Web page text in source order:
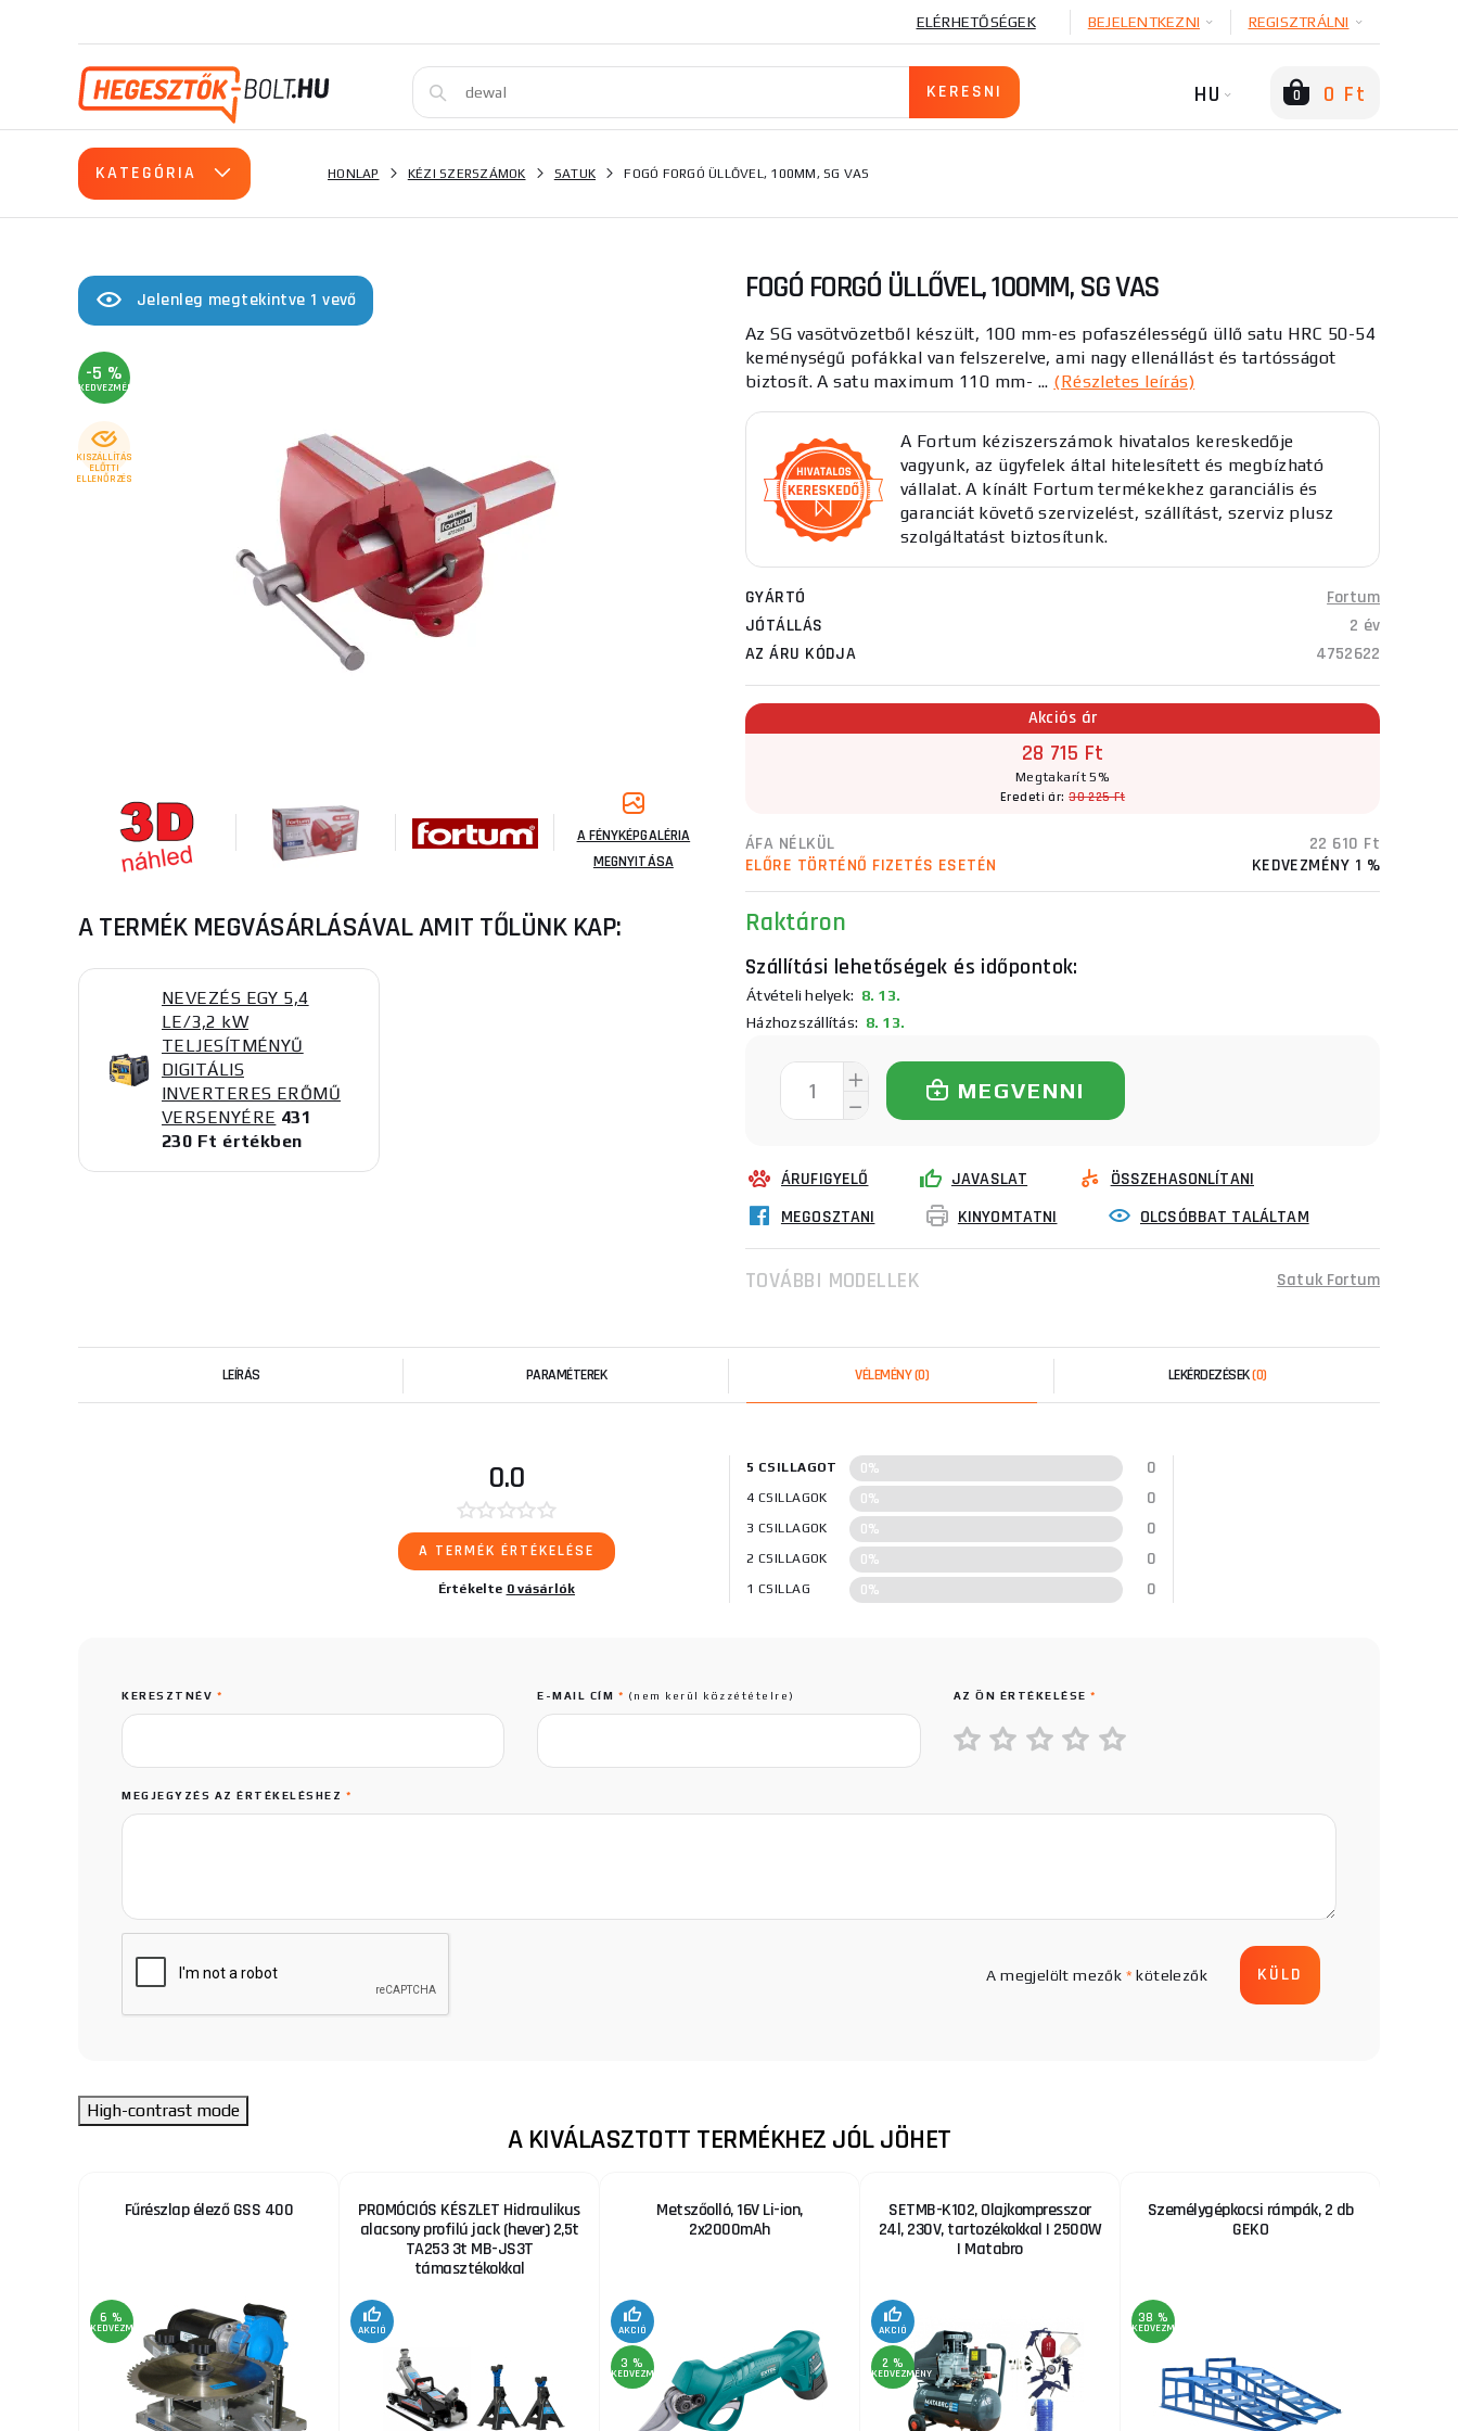
ELÉRHETŐSÉGEK BEJELENTKEZNI REGISZTRÁLNI
HU 0 0 Ft
KATEGÓRIA HONLAP KÉZI SZERSZÁMOK SATUK FOGÓ FORGÓ ÜLLŐVEL, 100MM, SG VAS
Jelenleg megtekintve 1 vevő
-5 %
KEDVEZMÉNY
KISZÁLLÍTÁS
ELŐTTI
ELLENŐRZÉS
A FÉNYKÉPGALÉRIA
MEGNYITÁSA
A TERMÉK MEGVÁSÁRLÁSÁVAL AMIT TŐLÜNK KAP:
NEVEZÉS EGY 5,4
LE/3,2 kW
TELJESÍTMÉNYŰ
DIGITÁLIS
INVERTERES ERŐMŰ
VERSENYÉRE 431
230 Ft értékben
FOGÓ FORGÓ ÜLLŐVEL, 100MM, SG VAS
Az SG vasötvözetből készült, 100 mm-es pofaszélességű üllő satu HRC 50-54
keménységű pofákkal van felszerelve, ami nagy ellenállást és tartósságot
biztosít. A satu maximum 110 mm- ... (Részletes leírás)
A Fortum kéziszerszámok hivatalos kereskedője
vagyunk, az ügyfelek által hitelesített és megbízható
vállalat. A kínált Fortum termékekhez garanciális és
garanciát követő szervizelést, szállítást, szerviz plusz
szolgáltatást biztosítunk.
GYÁRTÓ
Fortum
JÓTÁLLÁS
2 év
AZ ÁRU KÓDJA
4752622
Akciós ár
28 715 Ft
Megtakarít 5%
Eredeti ár:30 225 Ft
ÁFA NÉLKÜL
22 610 Ft
ELŐRE TÖRTÉNŐ FIZETÉS ESETÉN
KEDVEZMÉNY 1 %
Raktáron
Szállítási lehetőségek és időpontok:
Átvételi helyek: 8. 13.
Házhozszállítás: 8. 13.
MEGVENNI
ÁRUFIGYELŐ JAVASLAT
ÖSSZEHASONLÍTANI
MEGOSZTANI
KINYOMTATNI OLCSÓBBAT TALÁLTAM
TOVÁBBI MODELLEK Satuk Fortum
LEÍRÁS PARAMÉTEREK VÉLEMÉNY(0) LEKÉRDEZÉSEK(0)
0.0
A TERMÉK ÉRTÉKELÉSE
Értékelte 0 vásárlók
5 CSILLAGOT 0% 0
4 CSILLAGOK 0% 0
3 CSILLAGOK 0% 0
2 CSILLAGOK 0% 0
1 CSILLAG 0% 0
KERESZTNÉV * E-MAIL CÍM * (nem kerül közzétételre) AZ ÖN ÉRTÉKELÉSE*
MEGJEGYZÉS AZ ÉRTÉKELÉSHEZ *
A megjelölt mezők * kötelezők
High-contrast mode
A KIVÁLASZTOTT TERMÉKHEZ JÓL JÖHET
Fűrészlap élező GSS 400
6 %
KEDVEZMÉNY
PROMÓCIÓS KÉSZLET Hidraulikus
alacsony profilú jack (hever) 2,5t
TA253 3t MB-JS3T
támasztékokkal
AKCIÓ
Metszőolló, 16V Li-ion,
2x2000mAh
AKCIÓ
3 %
KEDVEZMÉNY
SETMB-K102, Olajkompresszor
24l, 230V, tartozékokkal | 2500W
| Matabro
AKCIÓ
2 %
KEDVEZMÉNY
Személygépkocsi rámpák, 2 db
GEKO
38 %
KEDVEZMÉNY